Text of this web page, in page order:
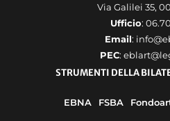
Via Galilei 35,
Ufficio:
Email:
PEC:
STRUMENTI DELLA
EBNA FSBA